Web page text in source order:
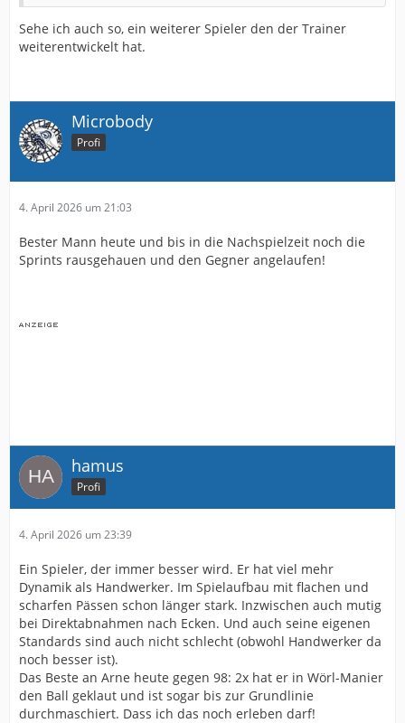
Sehe ich auch so, ein weiterer Spieler den der Trainer
weiterentwickelt hat.
Microbody
Profi
4. April 2026 um 21:03
Bester Mann heute und bis in die Nachspielzeit noch die
Sprints rausgehauen und den Gegner angelaufen!
hamus
Profi
4. April 2026 um 23:39
Ein Spieler, der immer besser wird. Er hat viel mehr
Dynamik als Handwerker. Im Spielaufbau mit flachen und
scharfen Pässen schon länger stark. Inzwischen auch mutig
bei Direktabnahmen nach Ecken. Und auch seine eigenen
Standards sind auch nicht schlecht (obwohl Handwerker da
noch besser ist).
Das Beste an Arne heute gegen 98: 2x hat er in Wörl-Manier
den Ball geklaut und ist sogar bis zur Grundlinie
durchmaschiert. Dass ich das noch erleben darf!